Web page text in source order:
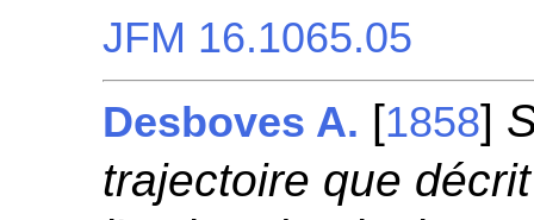
JFM 16.1065.05
Desboves A. [1858]
trajectoire que